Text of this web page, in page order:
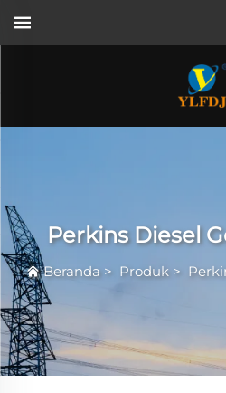
Perkins Diesel
Beranda> Produk>